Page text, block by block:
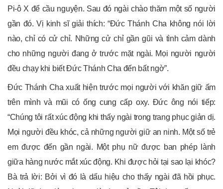
Pi-ô X để cầu nguyện. Sau đó ngài chào thăm một số người
gần đó. Vị kinh sĩ giải thích: “Đức Thánh Cha không nói lời
nào, chỉ có cử chỉ. Những cử chỉ gần gũi và tình cảm dành
cho những người đang ở trước mặt ngài. Mọi người người
đều chạy khi biết Đức Thánh Cha đến bất ngờ”.
Đức Thánh Cha xuất hiện trước mọi người với khăn giữ ấm
trên mình và mũi có ống cung cấp oxy. Đức ông nói tiếp:
“Chúng tôi rất xúc động khi thấy ngài trong trang phục giản dị.
Mọi người đều khóc, cả những người giữ an ninh. Một số trẻ
em được đến gần ngài. Một phụ nữ được ban phép lành
giữa hàng nước mắt xúc động. Khi được hỏi tại sao lại khóc?
Bà trả lời: Bởi vì đó là dấu hiệu cho thấy ngài đã hồi phục.